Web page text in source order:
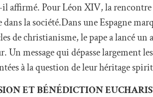
affirmé. Pour Léon XIV, la
la société.Dans une Espagne
de christianisme, le pape a lancé
Un message qui dépasse largement
à la question de leur héritage
ET BÉNÉDICTION